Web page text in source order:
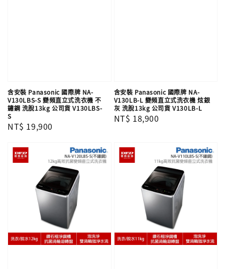
含安裝 Panasonic 國際牌 NA-
V130LBS-S 變頻直立式洗衣機 不
鏽鋼 洗脫13kg 公司貨 V130LBS-
S
Regular
NT$ 19,900
含安裝 Panasonic 國際牌 NA-
V130LB-L 變頻直立式洗衣機 炫銀
灰 洗脫13kg 公司貨 V130LB-L
Regular
NT$ 18,900